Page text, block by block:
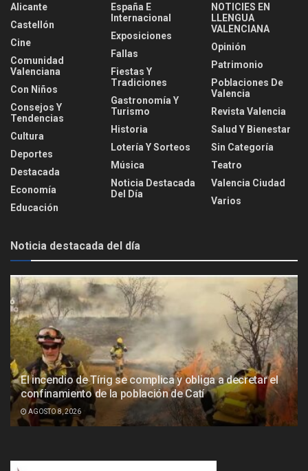
Alicante
Castellón
Cine
Comunidad
Valenciana
Con Niños
Consejos Y
Tendencias
Cultura
Deportes
Destacada
Economía
Educación
España E
Internacional
Exposiciones
Fallas
Fiestas Y
Tradiciones
Gastronomía Y
Turismo
Historia
Lotería Y Sorteos
Música
Noticia Destacada
Del Día
NOTICIES EN
LLENGUA
VALENCIANA
Opinión
Patrimonio
Poblaciones De
Valencia
Revista Valencia
Salud Y Bienestar
Sin Categoría
Teatro
Valencia Ciudad
Varios
Noticia destacada del día
El incendio de Tírig se complica y obliga a decretar el
confinamiento de la población de Catí
AGOSTO 8, 2026